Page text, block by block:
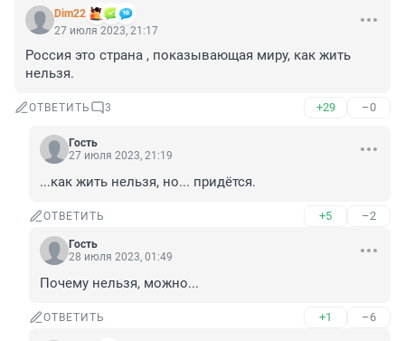
Dim22
27 июля 2023, 21:17
Россия это страна , показывающая миру, как жить
нельзя.
ОТВЕТИТЬ 3 +29 –0
Гость
27 июля 2023, 21:19
...как жить нельзя, но... придётся.
ОТВЕТИТЬ +5 –2
Гость
28 июля 2023, 01:49
Почему нельзя, можно...
ОТВЕТИТЬ +1 –6